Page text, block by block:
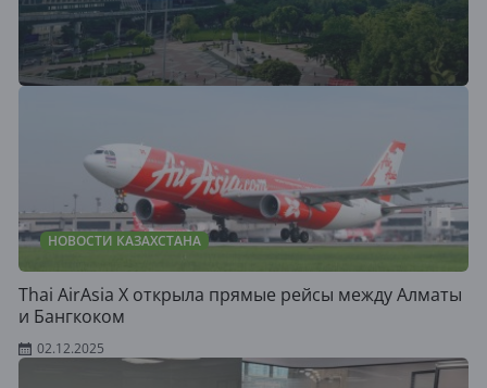
НОВОСТИ КАЗАХСТАНА
Thai AirAsia X открыла прямые рейсы между Алматы
и Бангкоком
02.12.2025